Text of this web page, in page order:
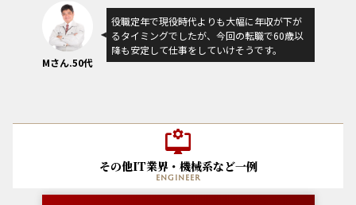
Mさん.50代
役職定年で現役時代よりも大幅に年収が下が
るタイミングでしたが、今回の転職で60歳以
降も安定して仕事をしていけそうです。
その他IT業界・機械系など一例
engineer